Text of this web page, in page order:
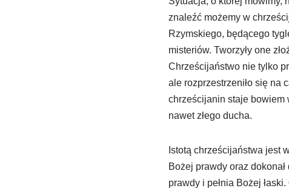
znaleźć możemy w
Rzymskiego, będącego
misteriów. Tworzyły one
Chrześcijaństwo nie tylko
ale rozprzestrzeniło się na
chrześcijanin staje bowiem
nawet złego ducha.
Istotą chrześcijaństwa jest
Bożej prawdy oraz
prawdy i pełnia Bożej